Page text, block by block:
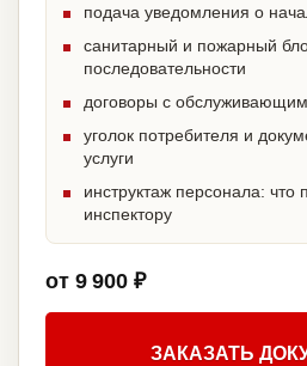
подача уведомления о
санитарный и пожарный
последовательности
договоры с
уголок потребителя и
услуги
инструктаж персонала: что
инспектору
от 9 900 ₽
ЗАКАЗАТЬ